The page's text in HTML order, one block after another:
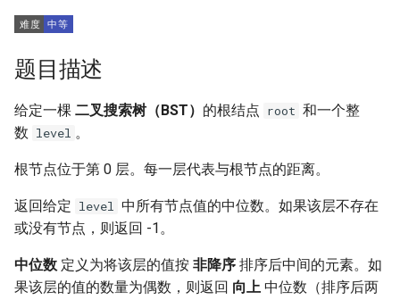
搜
索
擎
方法一：DFS
5. 替换空格
6. 从尾到头打印链表
7. 重建二叉树
9. 用两个栈实现队列
10.2. 青蛙跳台阶问题
11. 旋转数组的最小数字
3. 前 n 个数字二进制中 1 的个
数
4. 只出现一次的数字
5. 单词长度的最大乘积
6. 排序数组中两个数字之和
7. 数组中和为 0 的三个数
8. 和大于等于 target 的最短子
数组
1.3. URL 化
1.4. 回文排列
1.5. 一次编辑
1.6. 字符串压缩
1.8. 零矩阵
1.9. 字符串轮转
题目描述
给定一棵 二叉搜索树（BST） 的根结点 root 和一个整
数 level 。
根节点位于第 0 层。每一层代表与根节点的距离。
返回给定 level 中所有节点值的中位数。如果该层不存在
或没有节点，则返回 -1。
中位数 定义为将该层的值按 非降序 排序后中间的元素。如
果该层的值的数量为偶数，则返回 向上 中位数（排序后两